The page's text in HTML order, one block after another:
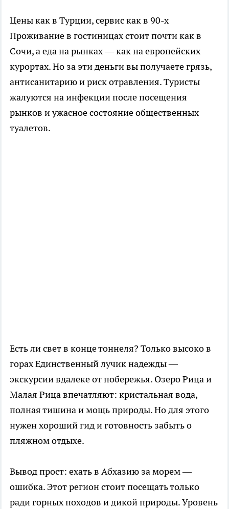
Цены как в Турции, сервис как в 90-х
Проживание в гостиницах стоит почти как в
Сочи, а еда на рынках — как на европейских
курортах. Но за эти деньги вы получаете грязь,
антисанитарию и риск отравления. Туристы
жалуются на инфекции после посещения
рынков и ужасное состояние общественных
туалетов.
Есть ли свет в конце тоннеля? Только высоко в
горах Единственный лучик надежды —
экскурсии вдалеке от побережья. Озеро Рица и
Малая Рица впечатляют: кристальная вода,
полная тишина и мощь природы. Но для этого
нужен хороший гид и готовность забыть о
пляжном отдыхе.
Вывод прост: ехать в Абхазию за морем —
ошибка. Этот регион стоит посещать только
ради горных походов и дикой природы. Уровень